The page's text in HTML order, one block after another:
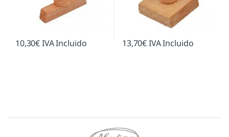
10,30€IVA Incluido 13,70€IVA Incluido
Marcas De Carrusel